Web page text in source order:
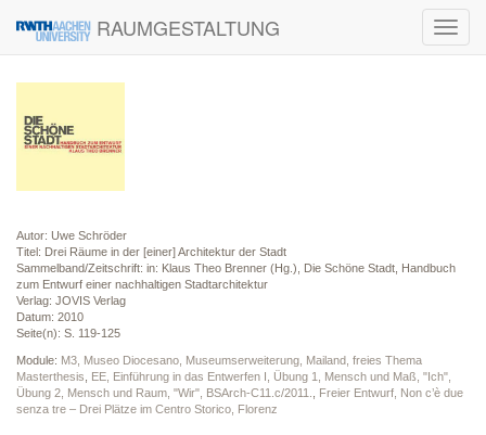
RAUMGESTALTUNG
Autor: Uwe Schröder
Titel: Drei Räume in der [einer] Architektur der Stadt
Sammelband/Zeitschrift: in: Klaus Theo Brenner (Hg.), Die Schöne Stadt, Handbuch
zum Entwurf einer nachhaltigen Stadtarchitektur
Verlag: JOVIS Verlag
Datum: 2010
Seite(n): S. 119-125
Module: M3, Museo Diocesano, Museumserweiterung, Mailand, freies Thema
Masterthesis
EE, Einführung in das Entwerfen I, Übung 1, Mensch und Maß, "Ich",
Übung 2, Mensch und Raum, "Wir", BSArch-C11.c/2011.
Freier Entwurf, Non c’è due
senza tre – Drei Plätze im Centro Storico, Florenz